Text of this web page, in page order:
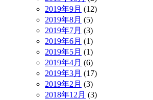
2019年9月 (12)
2019年8月 (5)
2019年7月 (3)
2019年6月 (1)
2019年5月 (1)
2019年4月 (6)
2019年3月 (17)
2019年2月 (3)
2018年12月 (3)